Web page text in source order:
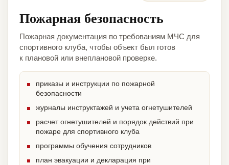
Пожарная безопасность
Пожарная документация по требованиям МЧС для
спортивного клуба, чтобы объект был готов
к плановой или внеплановой проверке.
приказы и инструкции по пожарной
безопасности
журналы инструктажей и учета огнетушителей
расчет огнетушителей и порядок действий при
пожаре для спортивного клуба
программы обучения сотрудников
план эвакуации и декларация при